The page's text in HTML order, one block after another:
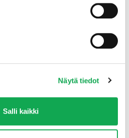
Näytä tiedot
Salli kaikki